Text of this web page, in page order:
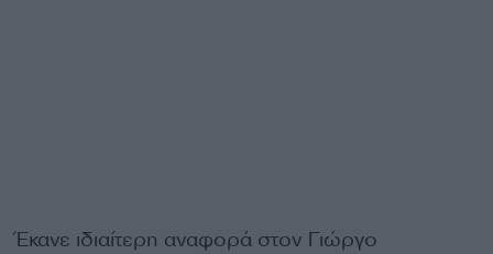
Έκανε ιδιαίτερη αναφορά στον Γιώργο